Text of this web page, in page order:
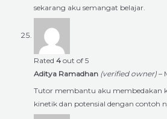
sekarang aku semangat belajar.
Rated 4 out of 5
Aditya Ramadhan (verified owner) –
Tutor membantu aku membedakan
kinetik dan potensial dengan contoh